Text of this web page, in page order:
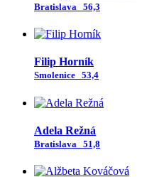
Bratislava 56,3
Filip Horník
Smolenice 53,4
Adela Režná
Bratislava 51,8